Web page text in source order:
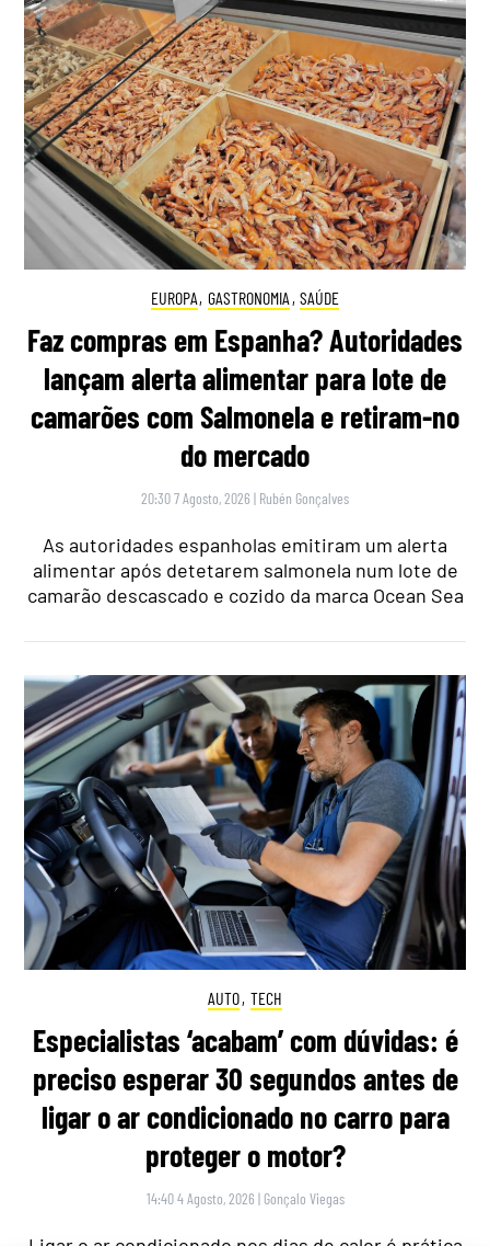
EUROPA, GASTRONOMIA , SAÚDE
Faz compras em Espanha? Autoridades
lançam alerta alimentar para lote de
camarões com Salmonela e retiram-no
do mercado
20:30 7 Agosto, 2026 | Rubén Gonçalves
As autoridades espanholas emitiram um alerta
alimentar após detetarem salmonela num lote de
camarão descascado e cozido da marca Ocean Sea
AUTO, TECH
Especialistas ‘acabam’ com dúvidas: é
preciso esperar 30 segundos antes de
ligar o ar condicionado no carro para
proteger o motor?
14:40 4 Agosto, 2026 | Gonçalo Viegas